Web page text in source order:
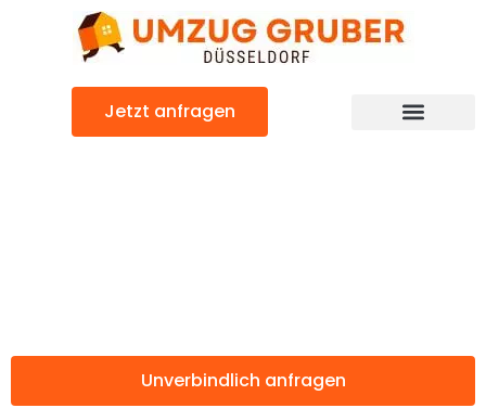
Jetzt anfragen
Unverbindlich anfragen